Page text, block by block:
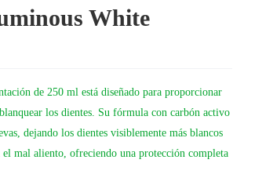
White
de 250 ml está diseñado para proporcionar
los dientes. Su fórmula con carbón activo
dejando los dientes visiblemente más blancos
el mal aliento, ofreciendo una protección completa